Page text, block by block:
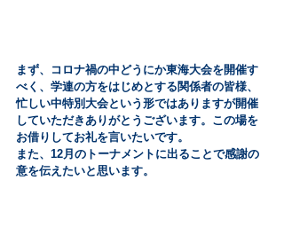
まず、コロナ禍の中どうにか東海大会を開催す
べく、学連の方をはじめとする関係者の皆様、
忙しい中特別大会という形ではありますが開催
していただきありがとうございます。この場を
お借りしてお礼を言いたいです。
また、12月のトーナメントに出ることで感謝の
意を伝えたいと思います。